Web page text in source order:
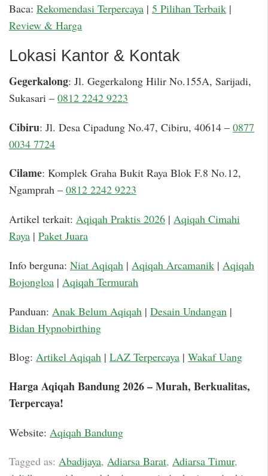
Baca: Rekomendasi Terpercaya | 5 Pilihan Terbaik |
Review & Harga
Lokasi Kantor & Kontak
Gegerkalong: Jl. Gegerkalong Hilir No.155A, Sarijadi,
Sukasari – 0812 2242 9223
Cibiru: Jl. Desa Cipadung No.47, Cibiru, 40614 – 0877
0034 7724
Cilame: Komplek Graha Bukit Raya Blok F.8 No.12,
Ngamprah – 0812 2242 9223
Artikel terkait: Aqiqah Praktis 2026 | Aqiqah Cimahi
Raya | Paket Juara
Info berguna: Niat Aqiqah | Aqiqah Arcamanik | Aqiqah
Bojongloa | Aqiqah Termurah
Panduan: Anak Belum Aqiqah | Desain Undangan |
Bidan Hypnobirthing
Blog: Artikel Aqiqah | LAZ Terpercaya | Wakaf Uang
Harga Aqiqah Bandung 2026 – Murah, Berkualitas,
Terpercaya!
Website: Aqiqah Bandung
Tagged as: Abadijaya, Adiarsa Barat, Adiarsa Timur,